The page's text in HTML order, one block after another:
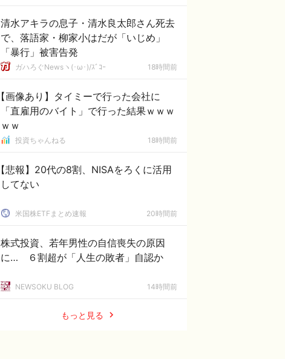
清水アキラの息子・清水良太郎さん死去
で、落語家・柳家小はだが「いじめ」
「暴行」被害告発
ガハろぐNewsヽ(･ω･)/ｽﾞｺｰ 18時間前
【画像あり】タイミーで行った会社に
「直雇用のバイト」で行った結果ｗｗｗ
ｗｗ
投資ちゃんねる 18時間前
【悲報】20代の8割、NISAをろくに活用
してない
米国株ETFまとめ速報 20時間前
株式投資、若年男性の自信喪失の原因
に… ６割超が「人生の敗者」自認か
NEWSOKU BLOG 14時間前
もっと見る